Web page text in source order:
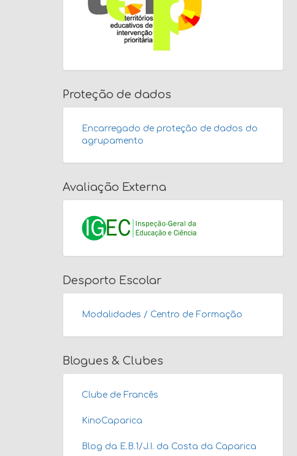
Proteção de dados
Encarregado de proteção de dados do
agrupamento
Avaliação Externa
Desporto Escolar
Modalidades / Centro de Formação
Blogues & Clubes
Clube de Francês
KinoCaparica
Blog da E.B.1/J.I. da Costa da Caparica